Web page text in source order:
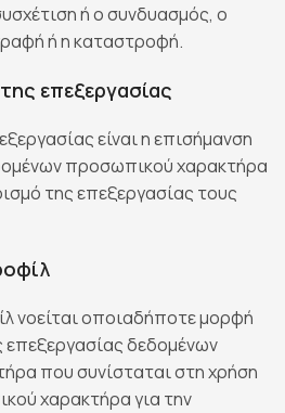
ή ο συνδυασμός, ο
ή η καταστροφή.
επεξεργασίας
είναι η επισήμανση
προσωπικού χαρακτήρα
της επεξεργασίας τους
νοείται οποιαδήποτε μορφή
δεδομένων
που συνίσταται στη χρήση
χαρακτήρα για την